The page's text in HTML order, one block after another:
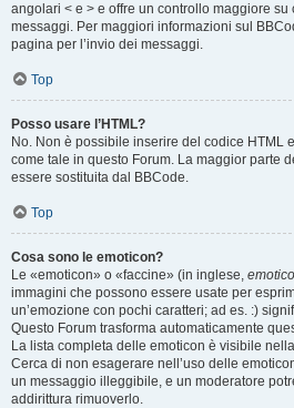
angolari < e > e offre un controllo maggiore
messaggi. Per maggiori informazioni sul
pagina per l’invio dei messaggi.
Top
Posso usare l’HTML?
No. Non è possibile inserire del codice HTML
come tale in questo Forum. La maggior parte
essere sostituita dal BBCode.
Top
Cosa sono le emoticon?
Le «emoticon» o «faccine» (in inglese,
immagini che possono essere usate per
un’emozione con pochi caratteri; ad es. :)
Questo Forum trasforma automaticamente
La lista completa delle emoticon è visibile
Cerca di non esagerare nell’uso delle
un messaggio illeggibile, e un moderatore
addirittura rimuoverlo.